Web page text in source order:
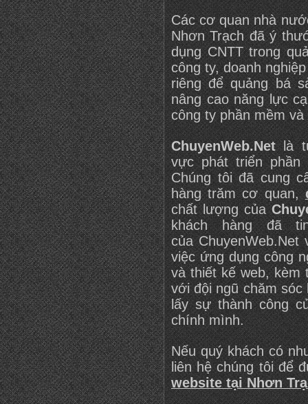
Các cơ quan nhà
Nhơn Trạch đã ý
dụng CNTT trong
công ty, doanh
riêng để quảng bá
nâng cao năng lực
công ty phần mềm
ChuyenWeb.Netlà
vực phát triển
Chúng tôi đã cung
hàng trăm cơ quan,
chất lượng của
khách hàng đã
củaChuyenWeb.Net
việc ứng dụng công
và thiết kế web, kèm
với đội ngũ chăm sóc
lấy sự thành công
chính mình.
Nếu quý khách có
liên hệ chúng tôi để
website tại Nhơn